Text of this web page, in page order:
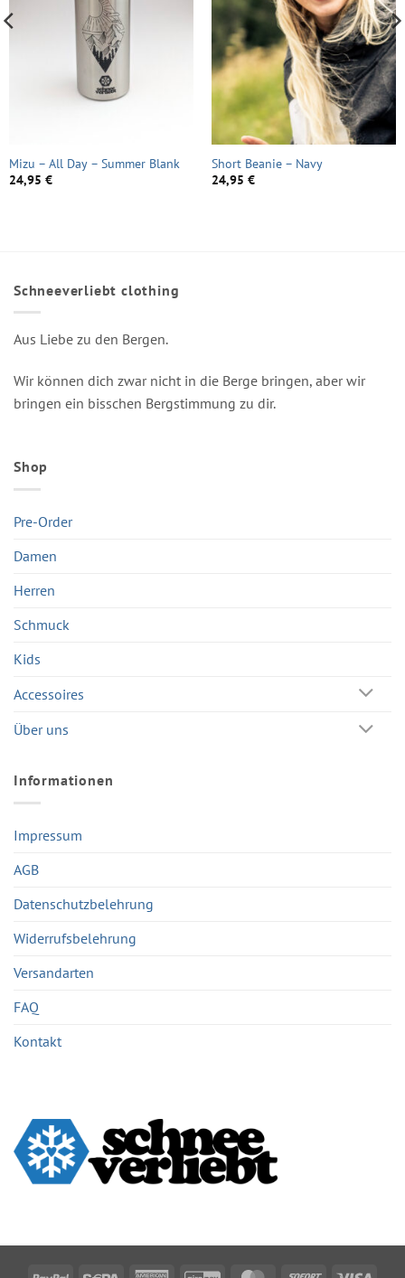
Mizu – All Day – Summer Blank
24,95 €
Short Beanie – Navy
24,95 €
Schneeverliebt clothing
Aus Liebe zu den Bergen.
Wir können dich zwar nicht in die Berge bringen, aber wir
bringen ein bisschen Bergstimmung zu dir.
Shop
Pre-Order
Damen
Herren
Schmuck
Kids
Accessoires
Über uns
Informationen
Impressum
AGB
Datenschutzbelehrung
Widerrufsbelehrung
Versandarten
FAQ
Kontakt